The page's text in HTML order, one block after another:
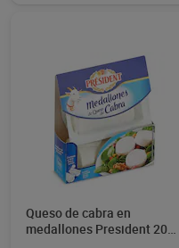
Queso de cabra en
medallones President 200